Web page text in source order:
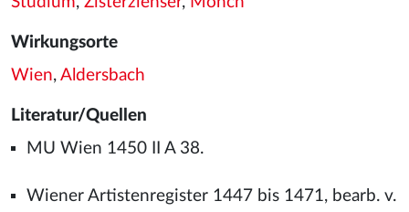
Wirkungsorte
Wien, Aldersbach
Literatur/Quellen
MU Wien 1450 II A 38.
Wiener Artistenregister 1447 bis 1471, bearb. v.